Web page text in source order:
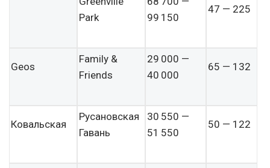
Park
99 150
47 — 225
Geos
Family &
Friends
29 000 —
40 000
65 — 132
Ковальская
Русановская
Гавань
30 550 —
51 550
50 — 122